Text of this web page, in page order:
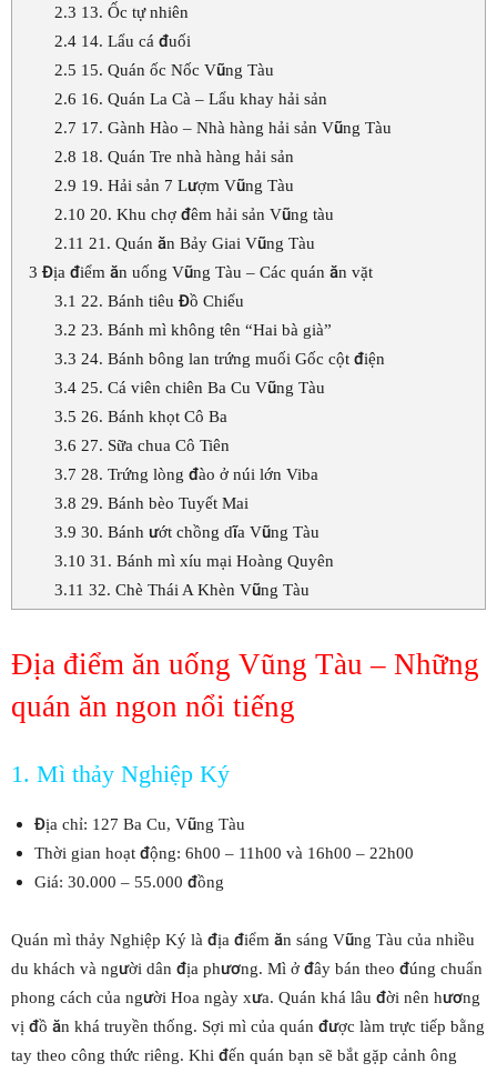
2.3 13. Ốc tự nhiên
2.414. Lẩu cá đuối
2.5 15. Quán ốc Nốc Vũng Tàu
2.6 16. Quán La Cà – Lẩu khay hải sản
2.7 17. Gành Hào – Nhà hàng hải sản Vũng Tàu
2.8 18. Quán Tre nhà hàng hải sản
2.9 19. Hải sản 7 Lượm Vũng Tàu
2.10 20. Khu chợ đêm hải sản Vũng tàu
2.11 21. Quán ăn Bảy Giai Vũng Tàu
3 Địa điểm ăn uống Vũng Tàu – Các quán ăn vặt
3.1 22. Bánh tiêu Đồ Chiểu
3.2 23. Bánh mì không tên “Hai bà già”
3.3 24. Bánh bông lan trứng muối Gốc cột điện
3.425. Cá viên chiên Ba Cu Vũng Tàu
3.5 26. Bánh khọt Cô Ba
3.6 27. Sữa chua Cô Tiên
3.7 28. Trứng lòng đào ở núi lớn Viba
3.8 29. Bánh bèo Tuyết Mai
3.9 30. Bánh ướt chồng dĩa Vũng Tàu
3.10 31. Bánh mì xíu mại Hoàng Quyên
3.11 32. Chè Thái A Khèn Vũng Tàu
Địa điểm ăn uống Vũng Tàu – Những
quán ăn ngon nổi tiếng
1. Mì thảy Nghiệp Ký
Địa chỉ: 127 Ba Cu, Vũng Tàu
Thời gian hoạt động: 6h00 – 11h00 và 16h00 – 22h00
Giá: 30.000 – 55.000 đồng
Quán mì thảy Nghiệp Ký là địa điểm ăn sáng Vũng Tàu của nhiều
du khách và người dân địa phương. Mì ở đây bán theo đúng chuẩn
phong cách của người Hoa ngày xưa. Quán khá lâu đời nên hương
vị đồ ăn khá truyền thống. Sợi mì của quán được làm trực tiếp bằng
tay theo công thức riêng. Khi đến quán bạn sẽ bắt gặp cảnh ông